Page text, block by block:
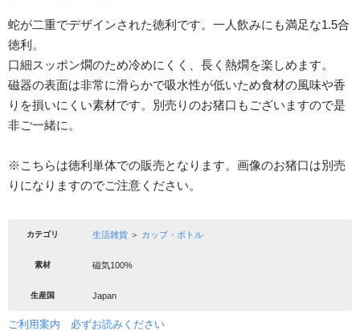
蛇が二重でデザインされた徳利です。一人飲みにも満足な1.5合
徳利。
口細スッポン燗のため冷めにくく、長く熱燗を楽しめます。
磁器の表面は非常に滑らかで吸水性が低いため食材の風味や香
りを損いにくい素材です。別売りのお猪口もございますので是
非ご一緒に。
※こちらは徳利単体での販売となります。画像のお猪口は別売
りになりますのでご注意ください。
カテゴリ 生活雑貨 ＞ カップ・ボトル
素材 磁気100%
生産国 Japan
ご利用案内 必ずお読みください